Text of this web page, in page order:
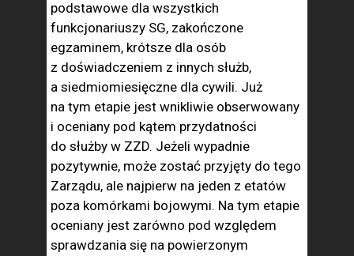
podstawowe dla wszystkich
funkcjonariuszy SG, zakończone
egzaminem, krótsze dla osób
z doświadczeniem z innych służb,
a siedmiomiesięczne dla cywili. Już
na tym etapie jest wnikliwie obserwowany
i oceniany pod kątem przydatności
do służby w ZZD. Jeżeli wypadnie
pozytywnie, może zostać przyjęty do tego
Zarządu, ale najpierw na jeden z etatów
poza komórkami bojowymi. Na tym etapie
oceniany jest zarówno pod względem
sprawdzania się na powierzonym